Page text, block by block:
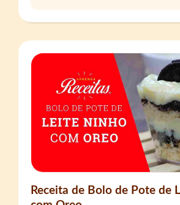
Receita de Bolo de Pote de